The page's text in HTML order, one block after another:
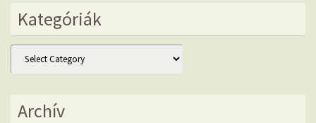
Kategóriák
Kategóriák
Archív